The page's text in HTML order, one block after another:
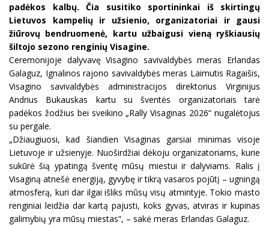
padėkos kalbų. Čia susitiko sportininkai iš skirtingų
Lietuvos kampelių ir užsienio, organizatoriai ir gausi
žiūrovų bendruomenė, kartu užbaigusi vieną ryškiausių
šiltojo sezono renginių Visagine.
Ceremonijoje dalyvavę Visagino savivaldybės meras Erlandas
Galaguz, Ignalinos rajono savivaldybės meras Laimutis Ragaišis,
Visagino savivaldybės administracijos direktorius Virginijus
Andrius Bukauskas kartu su šventės organizatoriais tarė
padėkos žodžius bei sveikino „Rally Visaginas 2026“ nugalėtojus
su pergale.
„Džiaugiuosi, kad šiandien Visaginas garsiai minimas visoje
Lietuvoje ir užsienyje. Nuoširdžiai dėkoju organizatoriams, kurie
sukūrė šią ypatingą šventę mūsų miestui ir dalyviams. Ralis į
Visaginą atnešė energiją, gyvybę ir tikrą vasaros pojūtį – ugningą
atmosferą, kuri dar ilgai išliks mūsų visų atmintyje. Tokio masto
renginiai leidžia dar kartą pajusti, koks gyvas, atviras ir kupinas
galimybių yra mūsų miestas“, – sakė meras Erlandas Galaguz.